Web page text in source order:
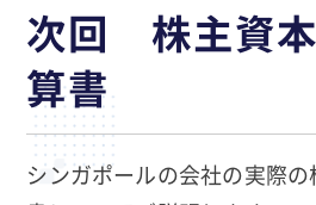
次回 株主資
算書
シンガポールの会社の実際